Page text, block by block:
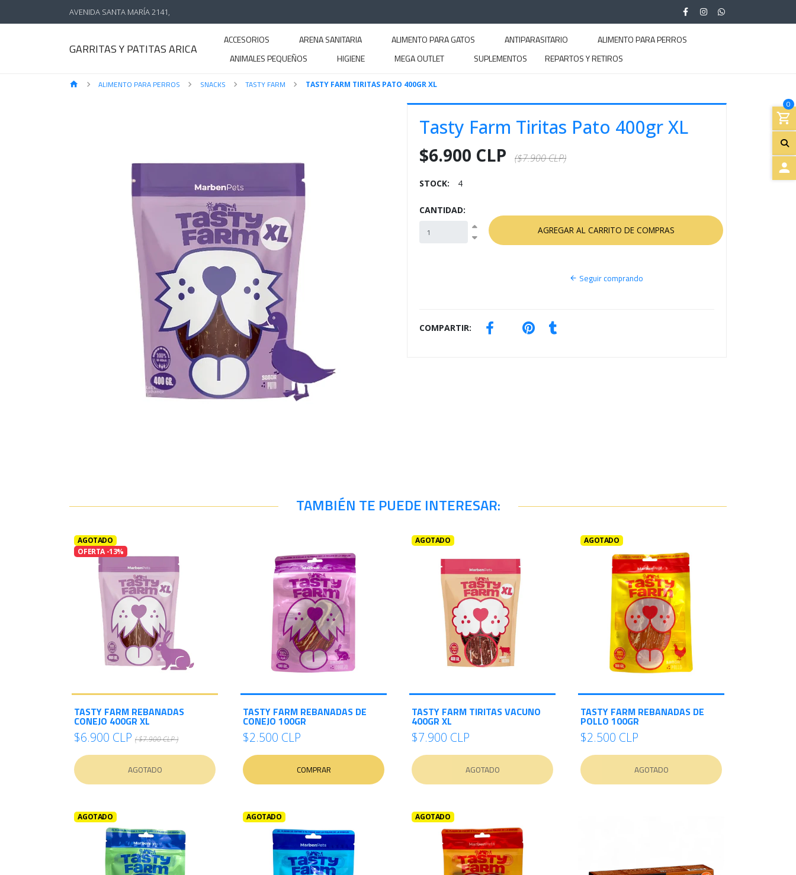
AVENIDA SANTA MARÍA 2141,
GARRITAS Y PATITAS ARICA
ACCESORIOS ARENA SANITARIA ALIMENTO PARA GATOS ANTIPARASITARIO
ALIMENTO PARA PERROS
ANIMALES PEQUEÑOS
HIGIENE MEGA OUTLET SUPLEMENTOS REPARTOS Y RETIROS
0
ALIMENTO PARA PERROS SNACKS TASTY FARM TASTY FARM TIRITAS PATO 400GR XL
Tasty Farm Tiritas Pato 400gr XL
$6.900 CLP ($7.900 CLP)
STOCK: 4
CANTIDAD:
Seguir comprando
COMPARTIR:
TAMBIÉN TE PUEDE INTERESAR:
AGOTADO
OFERTA -13%
TASTY FARM REBANADAS
CONEJO 400GR XL
$6.900 CLP ( $7.900 CLP )
AGOTADO
TASTY FARM REBANADAS DE
CONEJO 100GR
$2.500 CLP
COMPRAR
AGOTADO
TASTY FARM TIRITAS VACUNO
400GR XL
$7.900 CLP
AGOTADO
AGOTADO
TASTY FARM REBANADAS DE
POLLO 100GR
$2.500 CLP
AGOTADO
AGOTADO AGOTADO AGOTADO